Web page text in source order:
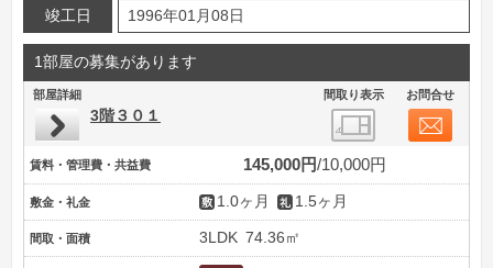
竣工日 1996年01月08日
1部屋の募集があります
部屋詳細 間取り表示 お問合せ
3階３０１
賃料・管理費・共益費 145,000円 10,000円
敷金・礼金 1.0ヶ月 1.5ヶ月
間取・面積 3LDK 74.36㎡